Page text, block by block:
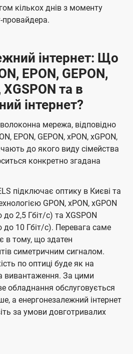
кількох днів з моменту
провайдера.
інтернет: Що
EPON, GEPON,
та в
інтернет?
мережа, відповідно
EPON, GEPON, xPON, xGPON,
до якого виду сімейства
конкретно згадана
підключає оптику в Києві та
GPON, xPON, xGPON
до 2,5 Гбіт/с) та XGSPON
до 10 Гбіт/с). Перевага саме
в тому, що здатен
симетричним сигналом.
по оптиці буде як на
вивантаження. За цими
обладнання обслуговується
а енергонезалежний інтернет
за умови довготривалих